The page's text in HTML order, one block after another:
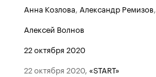
Анна Козлова, Александр Ремизов,
Алексей Волнов
22 октября 2020
22 октября 2020, «START»